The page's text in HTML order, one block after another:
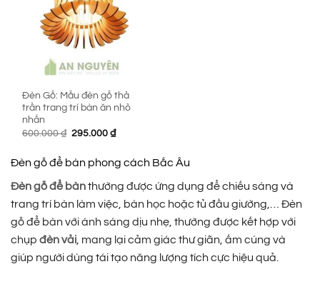
Đèn Gỗ: Mẫu đèn gỗ thả
trần trang trí bàn ăn nhỏ
nhắn
600.000₫ Giá
600.000 ₫.
295.000₫Giá
là:
295.000 ₫.
Đèn gỗ để bàn phong cách Bắc Âu
Đèn gỗ để bànthường được ứng dụng để chiếu sáng và
trang trí bàn làm việc, bàn học hoặc tủ đầu giường,… Đèn
gỗ để bàn với ánh sáng dịu nhẹ, thường được kết hợp với
chụp đèn vải , mang lại cảm giác thư giãn, ấm cúng và
giúp người dùng tái tạo năng lượng tích cực hiệu quả.